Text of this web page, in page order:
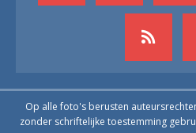
Op alle foto's berusten
zonder schriftelijke toestemming